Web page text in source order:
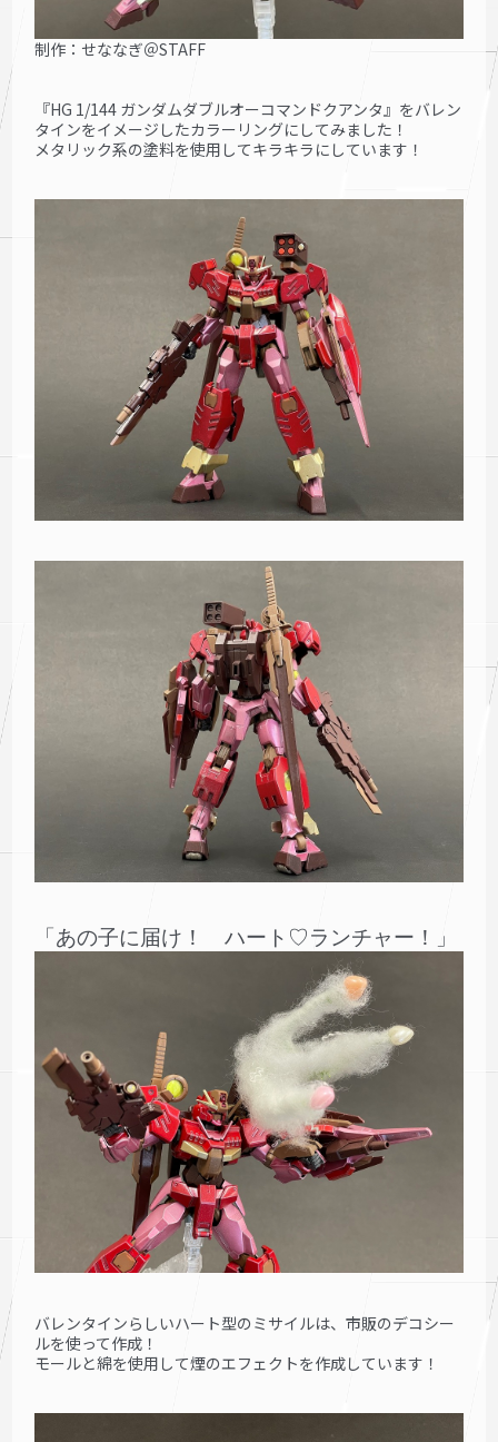
制作：せななぎ＠STAFF
『HG 1/144 ガンダムダブルオーコマンドクアンタ』をバレン
タインをイメージしたカラーリングにしてみました！
メタリック系の塗料を使用してキラキラにしています！
「あの子に届け！ ハート♡ランチャー！」
バレンタインらしいハート型のミサイルは、市販のデコシー
ルを使って作成！
モールと綿を使用して煙のエフェクトを作成しています！